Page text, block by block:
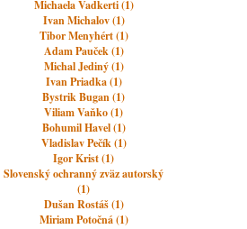
Michaela Vadkerti (1)
Ivan Michalov (1)
Tibor Menyhért (1)
Adam Pauček (1)
Michal Jediný (1)
Ivan Priadka (1)
Bystrik Bugan (1)
Viliam Vaňko (1)
Bohumil Havel (1)
Vladislav Pečík (1)
Igor Krist (1)
Slovenský ochranný zväz autorský
(1)
Dušan Rostáš (1)
Miriam Potočná (1)